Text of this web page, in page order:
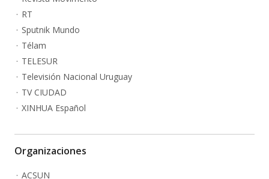
RT
Sputnik Mundo
Télam
TELESUR
Televisión Nacional Uruguay
TV CIUDAD
XINHUA Español
Organizaciones
ACSUN